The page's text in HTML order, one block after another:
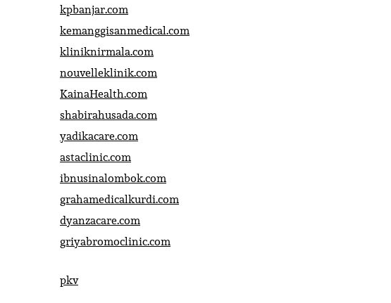
kpbanjar.com
kemanggisanmedical.com
kliniknirmala.com
nouvelleklinik.com
KainaHealth.com
shabirahusada.com
yadikacare.com
astaclinic.com
ibnusinalombok.com
grahamedicalkurdi.com
dyanzacare.com
griyabromoclinic.com
pkv